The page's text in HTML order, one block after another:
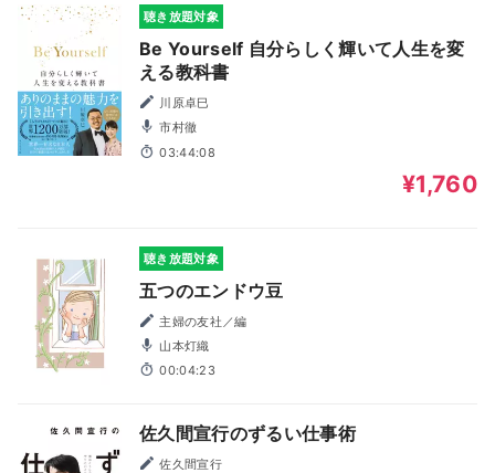
聴き放題対象
Be Yourself 自分らしく輝いて人生を変
える教科書
川原卓巳
市村徹
03:44:08
¥1,760
聴き放題対象
五つのエンドウ豆
主婦の友社／編
山本灯織
00:04:23
佐久間宣行のずるい仕事術
佐久間宣行